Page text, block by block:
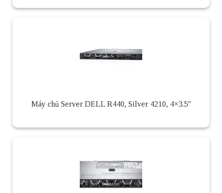
Máy chủ Server DELL R440, Silver 4210, 4×3.5″